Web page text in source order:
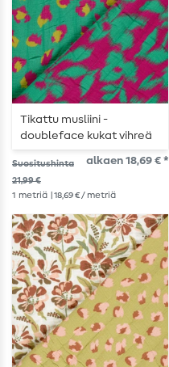
Tikattu musliini -
doubleface kukat vihreä
pehmustettu
Suositushinta
21,99 €
alkaen 18,69 € *
1 metriä | 18,69 € / metriä